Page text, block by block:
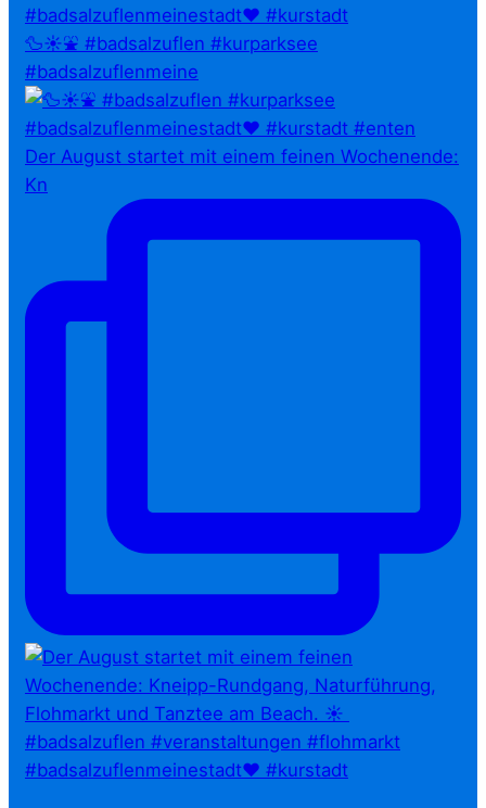
🦆☀️⛲ #badsalzuflen #kurparksee
#badsalzuflenmeine
Der August startet mit einem feinen Wochenende:
Kn